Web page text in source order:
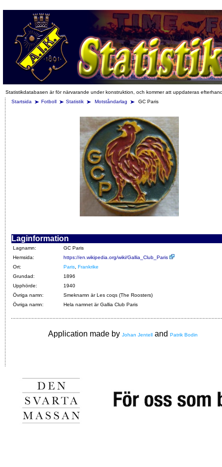
Statistikdatabasen är för närvarande under konstruktion, och kommer att uppdateras
Startsida
Fotboll Statistik Motståndarlag GC Paris
Laginformation
Lagnamn:
GC Paris
Hemsida:
https://en.wikipedia.org/wiki/Gallia_Club_Paris
Ort:
Paris Frankrike
Grundad:
1896
Upphörde:
1940
Övriga namn:
Smeknamn är Les coqs (The Roosters)
Övriga namn:
Hela namnet är Gallia Club Paris
Application made by Johan Jentell and Patrik Bodin